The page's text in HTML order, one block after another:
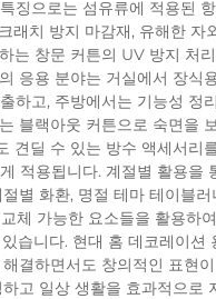
징으로는 섬유류에 적용된
래치 방지 마감재, 유해한 자
는 창문 커튼의 UV 방지 처
응용 분야는 거실에서 장식
하고, 주방에서는 기능성 정
블랙아웃 커튼으로 숙면을
견딜 수 있는 방수 액세서리
적용됩니다. 계절별 활용을
별 화환, 명절 테마 테이블러
체 가능한 요소들을 활용하
습니다. 현대 홈 데코레이션
결하면서도 창의적인 표현
고 일상 생활을 효과적으로